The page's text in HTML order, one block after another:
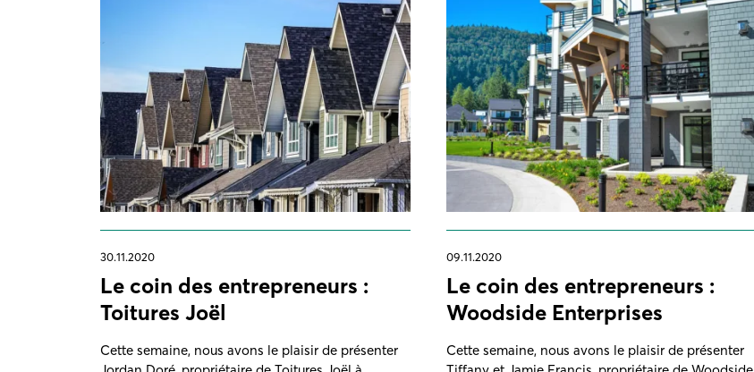
30.11.2020
Le coin des entrepreneurs :
Toitures Joël
Cette semaine, nous avons le plaisir de présenter
09.11.2020
Le coin des entrepreneurs :
Woodside Enterprises
Cette semaine, nous avons le plaisir de présenter